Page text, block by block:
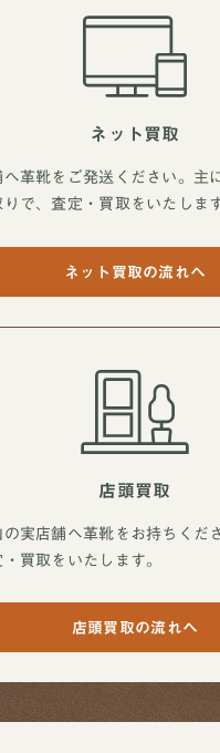
ネット買取
へ革靴をご発送ください。主
で、査定・買取をいたします
ネット買取の流れへ
店頭買取
の実店舗へ革靴をお持ちくだ
買取をいたします。
店頭買取の流れへ